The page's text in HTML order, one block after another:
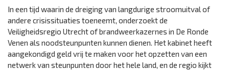
In een tijd waarin de dreiging van langdurige stroomuitval of
andere crisissituaties toeneemt, onderzoekt de
Veiligheidsregio Utrecht of brandweerkazernes in De Ronde
Venen als noodsteunpunten kunnen dienen. Het kabinet heeft
aangekondigd geld vrij te maken voor het opzetten van een
netwerk van steunpunten door het hele land, en de regio kijkt